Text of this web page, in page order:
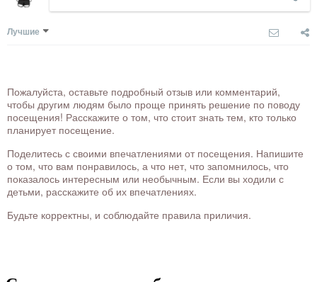
Лучшие
Пожалуйста, оставьте подробный отзыв или комментарий,
чтобы другим людям было проще принять решение по поводу
посещения! Расскажите о том, что стоит знать тем, кто только
планирует посещение.
Поделитесь с своими впечатлениями от посещения. Напишите
о том, что вам понравилось, а что нет, что запомнилось, что
показалось интересным или необычным. Если вы ходили с
детьми, расскажите об их впечатлениях.
Будьте корректны, и соблюдайте правила приличия.